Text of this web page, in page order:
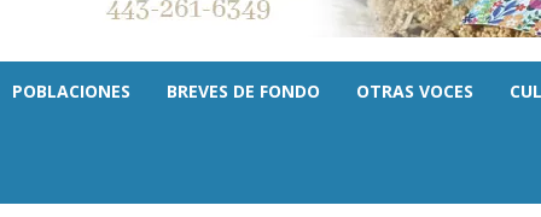
POBLACIONES BREVES DE FONDO OTRAS VOCES